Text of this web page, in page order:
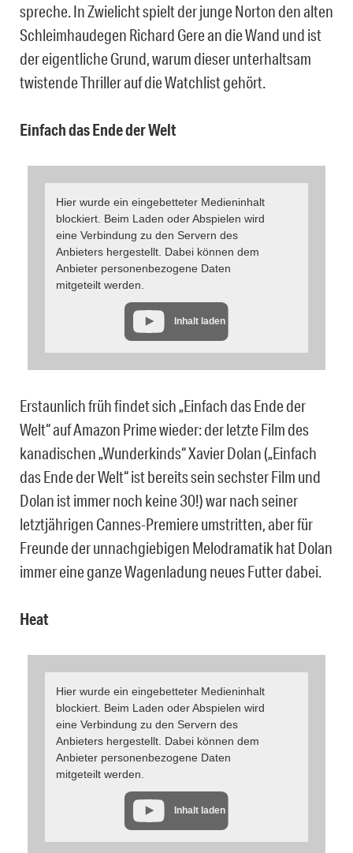
spreche. In Zwielicht spielt der junge Norton den alten
Schleimhaudegen Richard Gere an die Wand und ist
der eigentliche Grund, warum dieser unterhaltsam
twistende Thriller auf die Watchlist gehört.
Einfach das Ende der Welt
Hier wurde ein eingebetteter Medieninhalt
blockiert. Beim Laden oder Abspielen wird
eine Verbindung zu den Servern des
Anbieters hergestellt. Dabei können dem
Anbieter personenbezogene Daten
mitgeteilt werden.
Inhalt laden
Erstaunlich früh findet sich „Einfach das Ende der
Welt“ auf Amazon Prime wieder: der letzte Film des
kanadischen „Wunderkinds“ Xavier Dolan („Einfach
das Ende der Welt“ ist bereits sein sechster Film und
Dolan ist immer noch keine 30!) war nach seiner
letztjährigen Cannes-Premiere umstritten, aber für
Freunde der unnachgiebigen Melodramatik hat Dolan
immer eine ganze Wagenladung neues Futter dabei.
Heat
Hier wurde ein eingebetteter Medieninhalt
blockiert. Beim Laden oder Abspielen wird
eine Verbindung zu den Servern des
Anbieters hergestellt. Dabei können dem
Anbieter personenbezogene Daten
mitgeteilt werden.
Inhalt laden